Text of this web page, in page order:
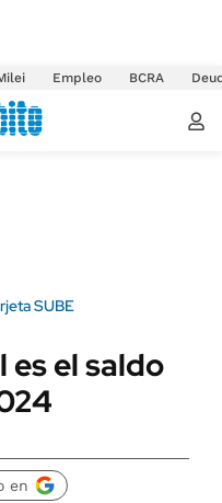
Empleo BCRA
SUBE
es el saldo
en